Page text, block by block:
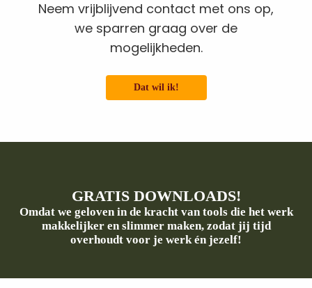
Neem vrijblijvend contact met ons op,
we sparren graag over de
mogelijkheden.
Dat wil ik!
GRATIS DOWNLOADS!
Omdat we geloven in de kracht van tools die het werk
makkelijker en slimmer maken, zodat jij tijd
overhoudt voor je werk én jezelf!